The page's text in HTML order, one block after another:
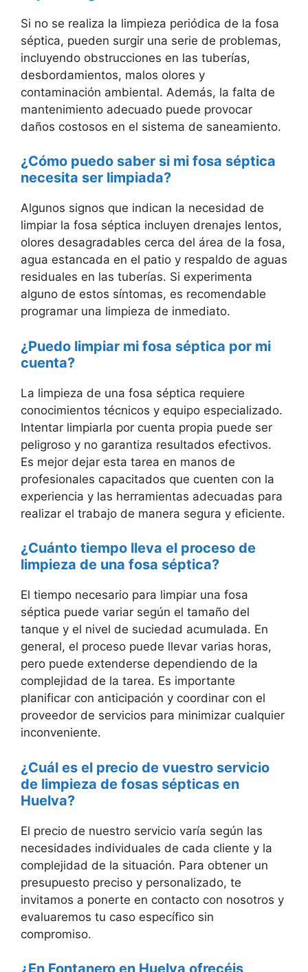
Si no se realiza la limpieza periódica de la fosa
séptica, pueden surgir una serie de problemas,
incluyendo obstrucciones en las tuberías,
desbordamientos, malos olores y
contaminación ambiental. Además, la falta de
mantenimiento adecuado puede provocar
daños costosos en el sistema de saneamiento.
¿Cómo puedo saber si mi fosa séptica
necesita ser limpiada?
Algunos signos que indican la necesidad de
limpiar la fosa séptica incluyen drenajes lentos,
olores desagradables cerca del área de la fosa,
agua estancada en el patio y respaldo de aguas
residuales en las tuberías. Si experimenta
alguno de estos síntomas, es recomendable
programar una limpieza de inmediato.
¿Puedo limpiar mi fosa séptica por mi
cuenta?
La limpieza de una fosa séptica requiere
conocimientos técnicos y equipo especializado.
Intentar limpiarla por cuenta propia puede ser
peligroso y no garantiza resultados efectivos.
Es mejor dejar esta tarea en manos de
profesionales capacitados que cuenten con la
experiencia y las herramientas adecuadas para
realizar el trabajo de manera segura y eficiente.
¿Cuánto tiempo lleva el proceso de
limpieza de una fosa séptica?
El tiempo necesario para limpiar una fosa
séptica puede variar según el tamaño del
tanque y el nivel de suciedad acumulada. En
general, el proceso puede llevar varias horas,
pero puede extenderse dependiendo de la
complejidad de la tarea. Es importante
planificar con anticipación y coordinar con el
proveedor de servicios para minimizar cualquier
inconveniente.
¿Cuál es el precio de vuestro servicio
de limpieza de fosas sépticas en
Huelva?
El precio de nuestro servicio varía según las
necesidades individuales de cada cliente y la
complejidad de la situación. Para obtener un
presupuesto preciso y personalizado, te
invitamos a ponerte en contacto con nosotros y
evaluaremos tu caso específico sin
compromiso.
¿En Fontanero en Huelva ofrecéis